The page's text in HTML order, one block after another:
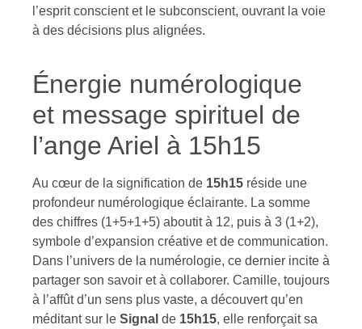
l’esprit conscient et le subconscient, ouvrant la voie
à des décisions plus alignées.
Énergie numérologique
et message spirituel de
l’ange Ariel à 15h15
Au cœur de la signification de 15h15 réside une
profondeur numérologique éclairante. La somme
des chiffres (1+5+1+5) aboutit à 12, puis à 3 (1+2),
symbole d’expansion créative et de communication.
Dans l’univers de la numérologie, ce dernier incite à
partager son savoir et à collaborer. Camille, toujours
à l’affût d’un sens plus vaste, a découvert qu’en
méditant sur le Signal de 15h15, elle renforçait sa